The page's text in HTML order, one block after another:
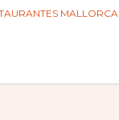
MALLORCA